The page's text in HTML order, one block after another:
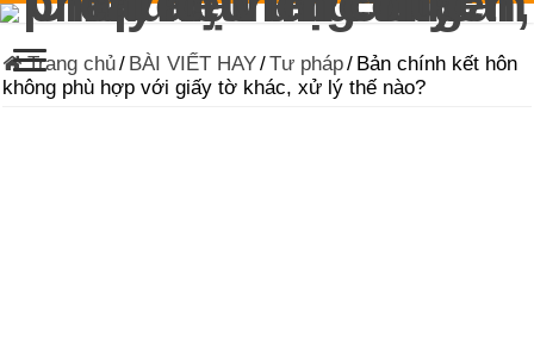
Trang chủ/ BÀI VIẾT HAY/Tư pháp/ Bản chính kết hôn
không phù hợp với giấy tờ khác, xử lý thế nào?